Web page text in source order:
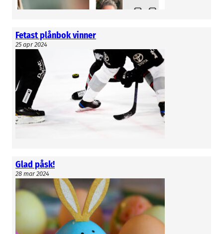
Fetast plånbok vinner
25 apr 2024
Glad påsk!
28 mar 2024